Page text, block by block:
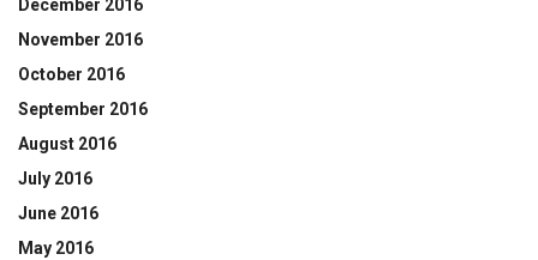
December 2016
November 2016
October 2016
September 2016
August 2016
July 2016
June 2016
May 2016